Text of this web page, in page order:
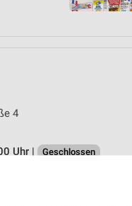
4
Uhr |
Geschlossen